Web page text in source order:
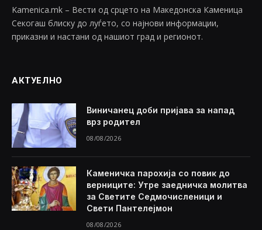
Kamenica.mk – Вести од срцето на Македонска Каменица
Секогаш блиску до луѓето, со најнови информации,
приказни и настани од нашиот град и регионот.
АКТУЕЛНО
Виничанец доби пријава за напад
врз родител
08/08/2026
Каменичка парохија со повик до
верниците: Утре заедничка молитва
за Светите Седмочисленици и
Свети Пантелејмон
08/08/2026